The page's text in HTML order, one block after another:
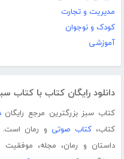
مدیریت و تجارت
کودک و نوجوان
آموزشی
دانلود رایگان کتاب با کتاب
کتاب سبز بزرگترین مرجع رایگان
کتاب،کتاب صوتی و رمان است.
داستان و رمان، مجله، موفقیت